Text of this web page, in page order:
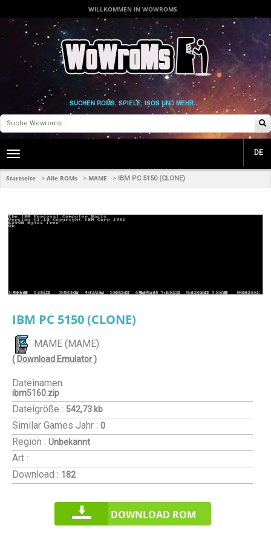
WILLKOMMEN IN WOWROMS
SUCHEN ROMS, SPIELE, ISOS UND MEHR...
Toggle
navigation
DE
Startseite > Alle ROMs > MAME > IBM PC 5150 (CLONE)
IBM PC 5150 (CLONE)
MAME (MAME)
( Download Emulator )
Dateinamen
ibm5160.zip
Dateigröße : 542,73 kb
Similar Games Jahr : 0
Region : Unbekannt
Art :
Download : 182
DOWNLOAD ROM